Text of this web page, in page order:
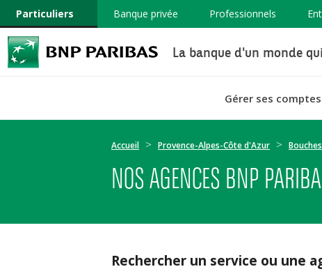
Particuliers Banque privée Professionnels
La banque d'un monde
Gérer ses comptes
Accueil Provence-Alpes-Côte d'Azur
NOS AGENCES BNP
Rechercher un service ou une